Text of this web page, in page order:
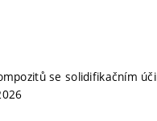
se solidifikačním